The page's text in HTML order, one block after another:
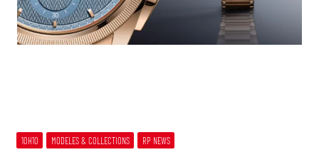
10H10 MODELES & COLLECTIONS RP NEWS